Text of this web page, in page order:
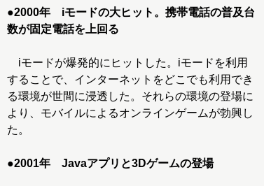
●2000年 iモードの大ヒット。携帯電話の普及台
数が固定電話を上回る
iモードが爆発的にヒットした。iモードを利用
することで、インターネットをどこでも利用でき
る環境が世間に浸透した。それらの環境の登場に
より、モバイルによるオンラインゲームが勃興し
た。
●2001年 Javaアプリと3Dゲームの登場